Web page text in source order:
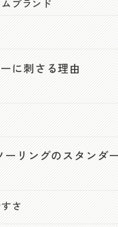
ブランド
に刺さる理由
リングのスタンダ
さ